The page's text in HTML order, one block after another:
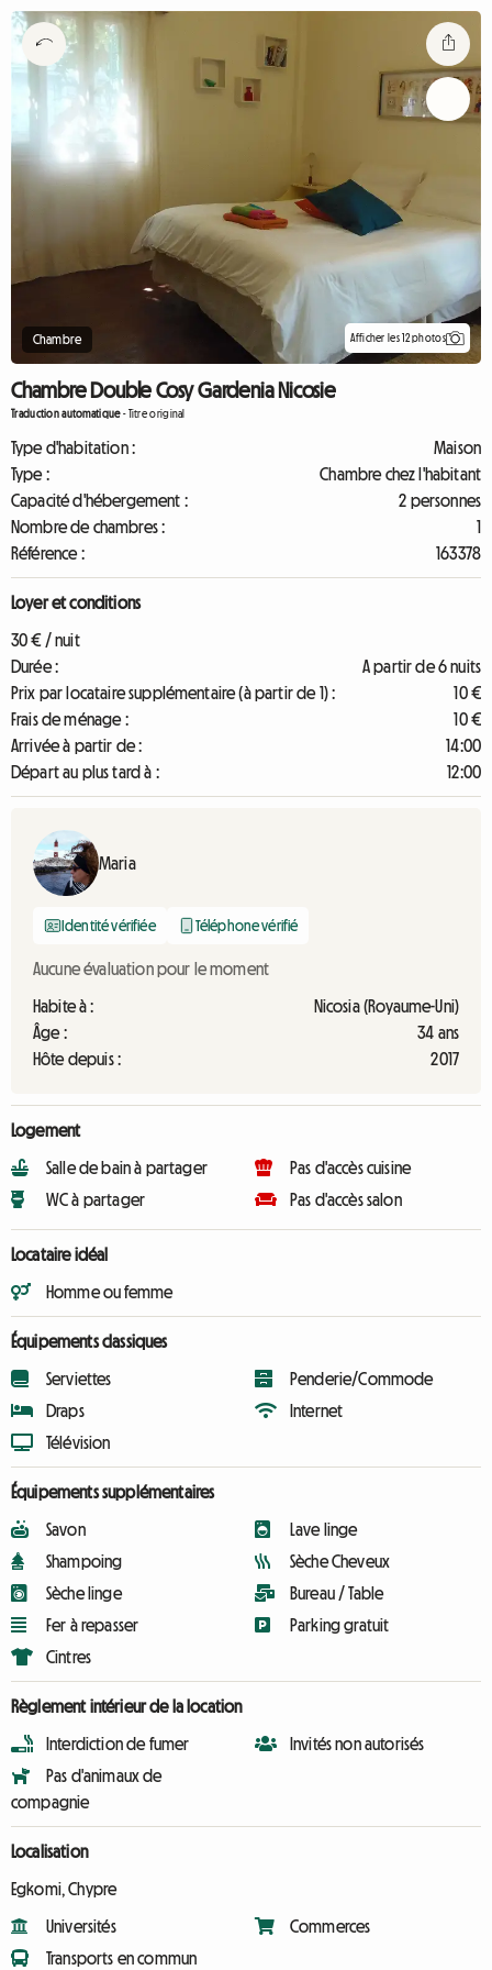
Chambre Afficher les 12 photos
Chambre Double Cosy Gardenia Nicosie
Traduction automatique-Titre original
Type d'habitation :
Maison
Type :
Chambre chez l'habitant
Capacité d'hébergement :
2 personnes
Nombre de chambres :
1
Référence :
163378
Loyer et conditions
30 € / nuit
Durée :
A partir de 6 nuits
Prix par locataire supplémentaire (à partir de 1) :
10 €
Frais de ménage :
10 €
Arrivée à partir de :
14:00
Départ au plus tard à :
12:00
Maria
Identité vérifiée Téléphone vérifié
Aucune évaluation pour le moment
Habite à :
Nicosia (Royaume-Uni)
Âge :
34 ans
Hôte depuis :
2017
Logement
Salle de bain à partager
WC à partager
Pas d'accès cuisine
Pas d'accès salon
Locataire idéal
Homme ou femme
Équipements classiques
Serviettes
Draps
Télévision
Penderie/Commode
Internet
Équipements supplémentaires
Savon
Shampoing
Sèche linge
Fer à repasser
Cintres
Lave linge
Sèche Cheveux
Bureau / Table
Parking gratuit
Règlement intérieur de la location
Interdiction de fumer
Pas d'animaux de
compagnie
Invités non autorisés
Localisation
Egkomi, Chypre
Universités
Transports en commun
Commerces